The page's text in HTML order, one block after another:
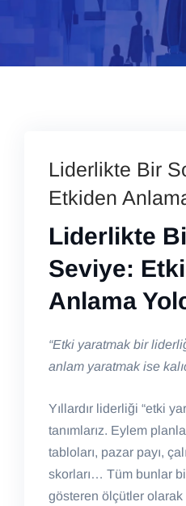
Liderlikte Bir
Etkiden
Liderlikte
Seviye:
Anlama
“Etki yaratmak bir
anlam yaratmak ise
Yıllardır liderliği “etki
tanımlarız. Eylem
tabloları, pazar payı,
skorları… Tüm bunlar
gösteren ölçütler